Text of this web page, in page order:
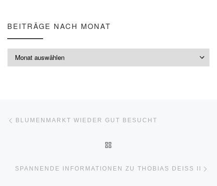
BEITRÄGE NACH MONAT
Beitragsnavigation
BLUMENMARKT WIEDER GUT BESUCHT
SPANNENDE INFORMATIONEN ZU THOBIAS DEISS II